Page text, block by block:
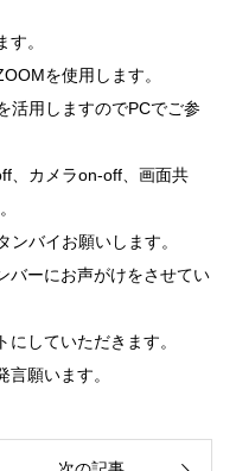
。
を使用します。
活用しますのでPCでご参
、カメラon-off、画面共
ンバイお願いします。
バーにお声がけをさせてい
にしていただきます。
言願います。